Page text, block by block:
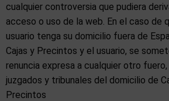
cualquier controversia que pudiera
acceso o uso de la web. En el caso de
usuario tenga su domicilio fuera de
Cajas y Precintos y el usuario, se
renuncia expresa a cualquier otro fuero,
juzgados y tribunales del domicilio de
Precintos